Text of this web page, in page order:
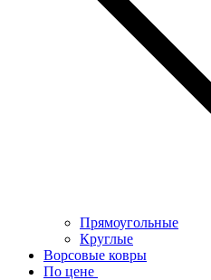
Прямоугольные
Круглые
Ворсовые ковры
По цене